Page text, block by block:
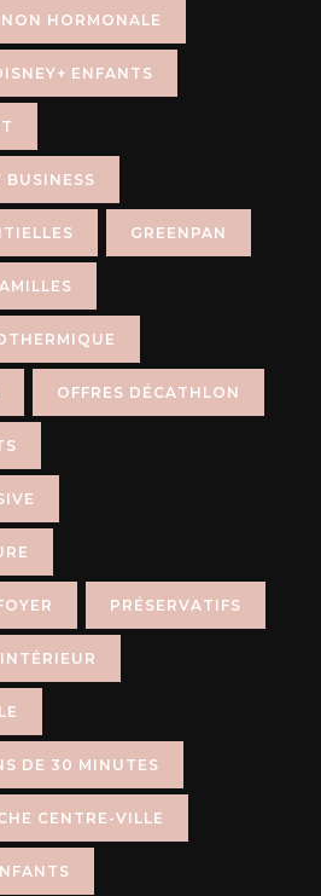
HORMONALE
ENFANTS
BUSINESS
GREENPAN
OFFRES DÉCATHLON
PRÉSERVATIFS
DE 30 MINUTES
CENTRE-VILLE